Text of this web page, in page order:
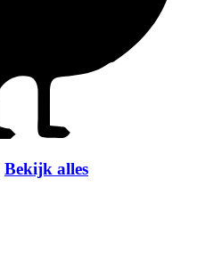
Bekijk alles